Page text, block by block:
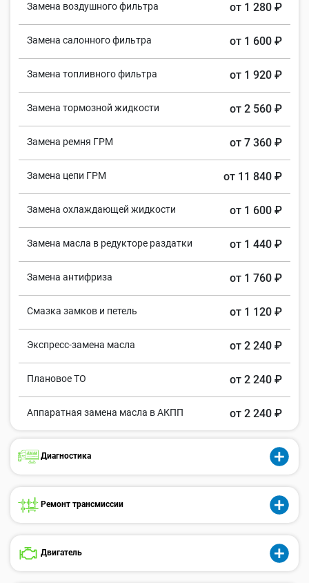
Замена воздушного фильтра от 1 280 ₽
Замена салонного фильтра от 1 600 ₽
Замена топливного фильтра от 1 920 ₽
Замена тормозной жидкости от 2 560 ₽
Замена ремня ГРМ от 7 360 ₽
Замена цепи ГРМ от 11 840 ₽
Замена охлаждающей жидкости от 1 600 ₽
Замена масла в редукторе раздатки от 1 440 ₽
Замена антифриза от 1 760 ₽
Смазка замков и петель от 1 120 ₽
Экспресс-замена масла от 2 240 ₽
Плановое ТО от 2 240 ₽
Аппаратная замена масла в АКПП от 2 240 ₽
Диагностика
Ремонт трансмиссии
Двигатель